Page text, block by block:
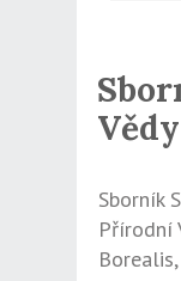
Vědy
Sborník
Přírodní